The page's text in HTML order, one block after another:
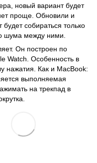
новый вариант будет
проще. Обновили и
будет собираться только
шума между ними.
Он построен по
Watch. Особенность в
нажатия. Как и MacBook:
выполняемая
на трекпад в